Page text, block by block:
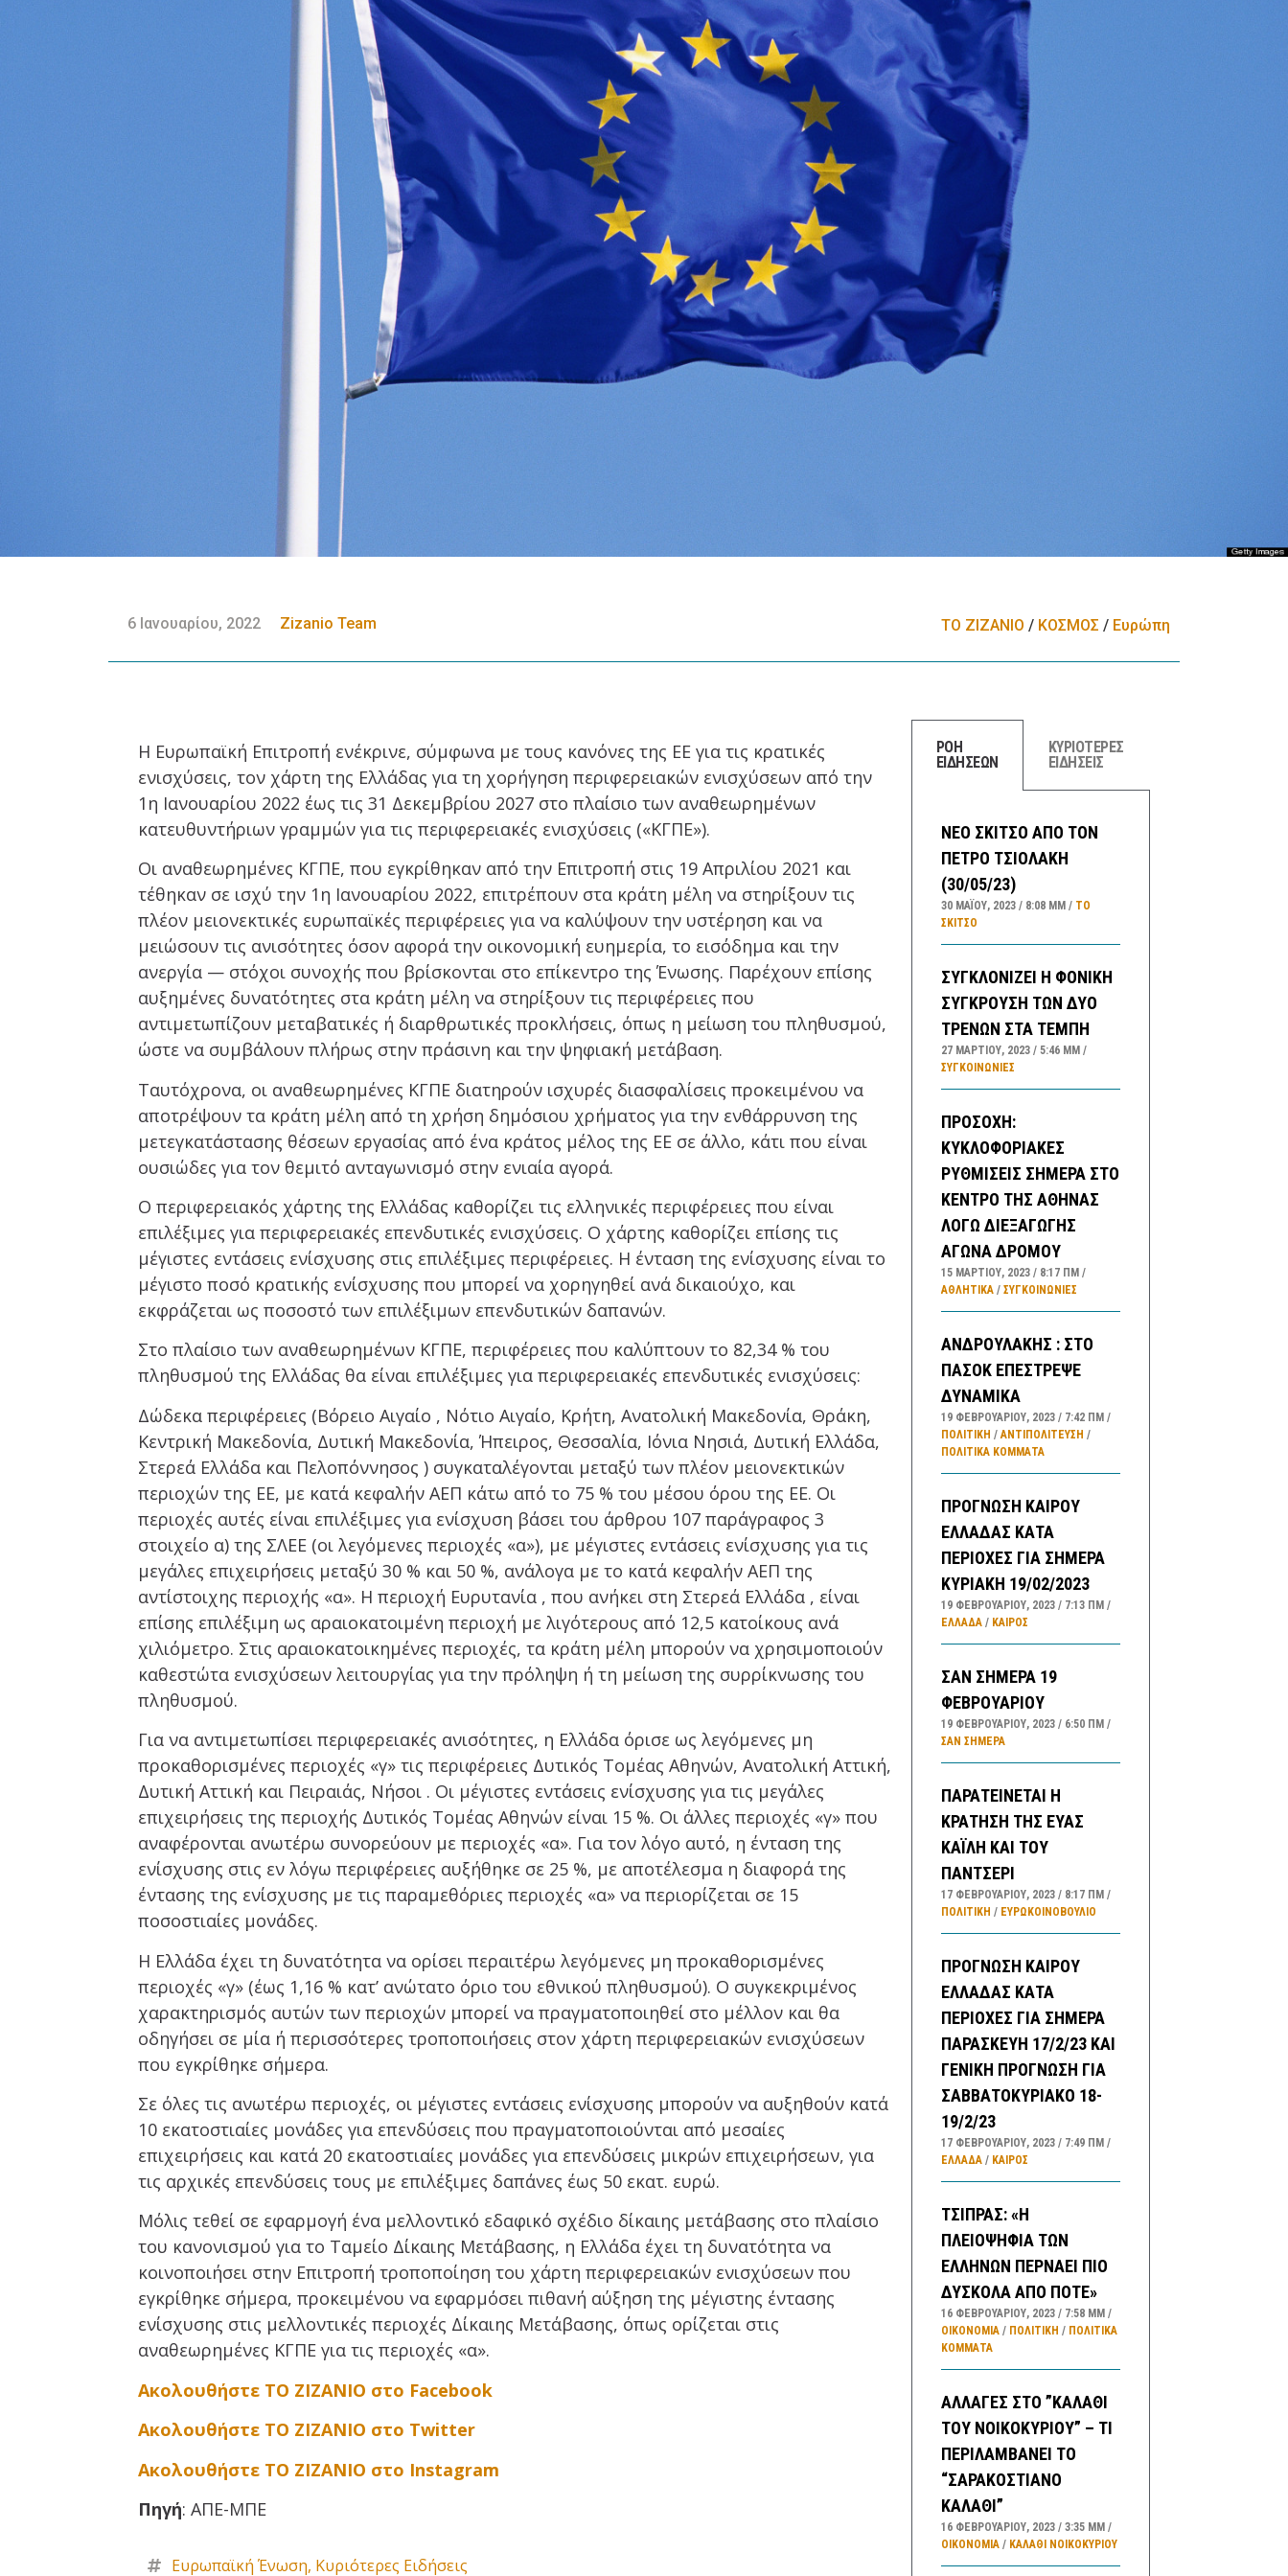
6 Ιανουαρίου, 2022 Zizanio Team ΤΟ ΖΙΖΑΝΙΟ / ΚΟΣΜΟΣ / Ευρώπη
Η Ευρωπαϊκή Επιτροπή ενέκρινε, σύμφωνα με τους κανόνες της ΕΕ για τις κρατικές
ενισχύσεις, τον χάρτη της Ελλάδας για τη χορήγηση περιφερειακών ενισχύσεων από την
1η Ιανουαρίου 2022 έως τις 31 Δεκεμβρίου 2027 στο πλαίσιο των αναθεωρημένων
κατευθυντήριων γραμμών για τις περιφερειακές ενισχύσεις («ΚΓΠΕ»).
Οι αναθεωρημένες ΚΓΠΕ, που εγκρίθηκαν από την Επιτροπή στις 19 Απριλίου 2021 και
τέθηκαν σε ισχύ την 1η Ιανουαρίου 2022, επιτρέπουν στα κράτη μέλη να στηρίξουν τις
πλέον μειονεκτικές ευρωπαϊκές περιφέρειες για να καλύψουν την υστέρηση και να
μειώσουν τις ανισότητες όσον αφορά την οικονομική ευημερία, το εισόδημα και την
ανεργία — στόχοι συνοχής που βρίσκονται στο επίκεντρο της Ένωσης. Παρέχουν επίσης
αυξημένες δυνατότητες στα κράτη μέλη να στηρίξουν τις περιφέρειες που
αντιμετωπίζουν μεταβατικές ή διαρθρωτικές προκλήσεις, όπως η μείωση του πληθυσμού,
ώστε να συμβάλουν πλήρως στην πράσινη και την ψηφιακή μετάβαση.
Ταυτόχρονα, οι αναθεωρημένες ΚΓΠΕ διατηρούν ισχυρές διασφαλίσεις προκειμένου να
αποτρέψουν τα κράτη μέλη από τη χρήση δημόσιου χρήματος για την ενθάρρυνση της
μετεγκατάστασης θέσεων εργασίας από ένα κράτος μέλος της ΕΕ σε άλλο, κάτι που είναι
ουσιώδες για τον θεμιτό ανταγωνισμό στην ενιαία αγορά.
Ο περιφερειακός χάρτης της Ελλάδας καθορίζει τις ελληνικές περιφέρειες που είναι
επιλέξιμες για περιφερειακές επενδυτικές ενισχύσεις. Ο χάρτης καθορίζει επίσης τις
μέγιστες εντάσεις ενίσχυσης στις επιλέξιμες περιφέρειες. Η ένταση της ενίσχυσης είναι το
μέγιστο ποσό κρατικής ενίσχυσης που μπορεί να χορηγηθεί ανά δικαιούχο, και
εκφράζεται ως ποσοστό των επιλέξιμων επενδυτικών δαπανών.
Στο πλαίσιο των αναθεωρημένων ΚΓΠΕ, περιφέρειες που καλύπτουν το 82,34 % του
πληθυσμού της Ελλάδας θα είναι επιλέξιμες για περιφερειακές επενδυτικές ενισχύσεις:
Δώδεκα περιφέρειες (Βόρειο Αιγαίο , Νότιο Αιγαίο, Κρήτη, Aνατολική Μακεδονία, Θράκη,
Κεντρική Μακεδονία, Δυτική Μακεδονία, Ήπειρος, Θεσσαλία, Ιόνια Νησιά, Δυτική Ελλάδα,
Στερεά Ελλάδα και Πελοπόννησος ) συγκαταλέγονται μεταξύ των πλέον μειονεκτικών
περιοχών της ΕΕ, με κατά κεφαλήν ΑΕΠ κάτω από το 75 % του μέσου όρου της ΕΕ. Οι
περιοχές αυτές είναι επιλέξιμες για ενίσχυση βάσει του άρθρου 107 παράγραφος 3
στοιχείο α) της ΣΛΕΕ (οι λεγόμενες περιοχές «α»), με μέγιστες εντάσεις ενίσχυσης για τις
μεγάλες επιχειρήσεις μεταξύ 30 % και 50 %, ανάλογα με το κατά κεφαλήν ΑΕΠ της
αντίστοιχης περιοχής «α». Η περιοχή Ευρυτανία , που ανήκει στη Στερεά Ελλάδα , είναι
επίσης επιλέξιμη ως αραιοκατοιμένη περιοχή με λιγότερους από 12,5 κατοίκους ανά
χιλιόμετρο. Στις αραιοκατοικημένες περιοχές, τα κράτη μέλη μπορούν να χρησιμοποιούν
καθεστώτα ενισχύσεων λειτουργίας για την πρόληψη ή τη μείωση της συρρίκνωσης του
πληθυσμού.
Για να αντιμετωπίσει περιφερειακές ανισότητες, η Ελλάδα όρισε ως λεγόμενες μη
προκαθορισμένες περιοχές «γ» τις περιφέρειες Δυτικός Τομέας Αθηνών, Ανατολική Αττική,
Δυτική Αττική και Πειραιάς, Νήσοι . Οι μέγιστες εντάσεις ενίσχυσης για τις μεγάλες
επιχειρήσεις της περιοχής Δυτικός Τομέας Αθηνών είναι 15 %. Οι άλλες περιοχές «γ» που
αναφέρονται ανωτέρω συνορεύουν με περιοχές «α». Για τον λόγο αυτό, η ένταση της
ενίσχυσης στις εν λόγω περιφέρειες αυξήθηκε σε 25 %, με αποτέλεσμα η διαφορά της
έντασης της ενίσχυσης με τις παραμεθόριες περιοχές «α» να περιορίζεται σε 15
ποσοστιαίες μονάδες.
Η Ελλάδα έχει τη δυνατότητα να ορίσει περαιτέρω λεγόμενες μη προκαθορισμένες
περιοχές «γ» (έως 1,16 % κατ’ ανώτατο όριο του εθνικού πληθυσμού). Ο συγκεκριμένος
χαρακτηρισμός αυτών των περιοχών μπορεί να πραγματοποιηθεί στο μέλλον και θα
οδηγήσει σε μία ή περισσότερες τροποποιήσεις στον χάρτη περιφερειακών ενισχύσεων
που εγκρίθηκε σήμερα.
Σε όλες τις ανωτέρω περιοχές, οι μέγιστες εντάσεις ενίσχυσης μπορούν να αυξηθούν κατά
10 εκατοστιαίες μονάδες για επενδύσεις που πραγματοποιούνται από μεσαίες
επιχειρήσεις και κατά 20 εκατοστιαίες μονάδες για επενδύσεις μικρών επιχειρήσεων, για
τις αρχικές επενδύσεις τους με επιλέξιμες δαπάνες έως 50 εκατ. ευρώ.
Μόλις τεθεί σε εφαρμογή ένα μελλοντικό εδαφικό σχέδιο δίκαιης μετάβασης στο πλαίσιο
του κανονισμού για το Ταμείο Δίκαιης Μετάβασης, η Ελλάδα έχει τη δυνατότητα να
κοινοποιήσει στην Επιτροπή τροποποίηση του χάρτη περιφερειακών ενισχύσεων που
εγκρίθηκε σήμερα, προκειμένου να εφαρμόσει πιθανή αύξηση της μέγιστης έντασης
ενίσχυσης στις μελλοντικές περιοχές Δίκαιης Μετάβασης, όπως ορίζεται στις
αναθεωρημένες ΚΓΠΕ για τις περιοχές «α».
Ακολουθήστε ΤΟ ΖΙΖΑΝΙΟ στο Facebook
Ακολουθήστε ΤΟ ΖΙΖΑΝΙΟ στο Twitter
Ακολουθήστε ΤΟ ΖΙΖΑΝΙΟ στο Instagram
Πηγή: ΑΠΕ-ΜΠΕ
Ευρωπαϊκή Ένωση, Κυριότερες Ειδήσεις
ΡΟΗ
ΕΙΔΗΣΕΩΝ
ΚΥΡΙΟΤΕΡΕΣ
ΕΙΔΗΣΕΙΣ
ΝΕΟ ΣΚΙΤΣΟ ΑΠΟ ΤΟΝ
ΠΕΤΡΟ ΤΣΙΟΛΑΚΗ
(30/05/23)
30 ΜΑΪ́ΟΥ, 2023 8:08 ΜΜ
ΤΟ
ΣΚΊΤΣΟ
ΣΥΓΚΛΟΝΙΖΕΙ Η ΦΟΝΙΚΗ
ΣΥΓΚΡΟΥΣΗ ΤΩΝ ΔΥΟ
ΤΡΕΝΩΝ ΣΤΑ ΤΕΜΠΗ
27 ΜΑΡΤΊΟΥ, 2023 5:46 ΜΜ
ΣΥΓΚΟΙΝΩΝΊΕΣ
ΠΡΟΣΟΧΗ:
ΚΥΚΛΟΦΟΡΙΑΚΕΣ
ΡΥΘΜΙΣΕΙΣ ΣΗΜΕΡΑ ΣΤΟ
ΚΕΝΤΡΟ ΤΗΣ ΑΘΗΝΑΣ
ΛΟΓΩ ΔΙΕΞΑΓΩΓΗΣ
ΑΓΩΝΑ ΔΡΟΜΟΥ
15 ΜΑΡΤΊΟΥ, 2023 8:17 ΠΜ
ΑΘΛΗΤΙΚΑ/ ΣΥΓΚΟΙΝΩΝΊΕΣ
ΑΝΔΡΟΥΛΑΚΗΣ : ΣΤΟ
ΠΑΣΟΚ ΕΠΕΣΤΡΕΨΕ
ΔΥΝΑΜΙΚΑ
19 ΦΕΒΡΟΥΑΡΊΟΥ, 2023 7:42 ΠΜ
ΠΟΛΙΤΙΚΗ /ΑΝΤΙΠΟΛΊΤΕΥΣΗ /
ΠΟΛΙΤΙΚΆ ΚΌΜΜΑΤΑ
ΠΡΟΓΝΩΣΗ ΚΑΙΡΟΥ
ΕΛΛΑΔΑΣ ΚΑΤΑ
ΠΕΡΙΟΧΕΣ ΓΙΑ ΣΗΜΕΡΑ
ΚΥΡΙΑΚΗ 19/02/2023
19 ΦΕΒΡΟΥΑΡΊΟΥ, 2023 7:13 ΠΜ
ΕΛΛΑΔA/ ΚΑΙΡΌΣ
ΣΑΝ ΣΗΜΕΡΑ 19
ΦΕΒΡΟΥΑΡΙΟΥ
19 ΦΕΒΡΟΥΑΡΊΟΥ, 2023 6:50 ΠΜ
ΣΑΝ ΣΉΜΕΡΑ
ΠΑΡΑΤΕΙΝΕΤΑΙ Η
ΚΡΑΤΗΣΗ ΤΗΣ ΕΥΑΣ
ΚΑΪΛΗ ΚΑΙ ΤΟΥ
ΠΑΝΤΣΕΡΙ
17 ΦΕΒΡΟΥΑΡΊΟΥ, 2023 8:17 ΠΜ
ΠΟΛΙΤΙΚΗ / ΕΥΡΩΚΟΙΝΟΒΟΥΛΙΟ
ΠΡΟΓΝΩΣΗ ΚΑΙΡΟΥ
ΕΛΛΑΔΑΣ ΚΑΤΑ
ΠΕΡΙΟΧΕΣ ΓΙΑ ΣΗΜΕΡΑ
ΠΑΡΑΣΚΕΥΗ 17/2/23 ΚΑΙ
ΓΕΝΙΚΗ ΠΡΟΓΝΩΣΗ ΓΙΑ
ΣΑΒΒΑΤΟΚΥΡΙΑΚΟ 18-
19/2/23
17 ΦΕΒΡΟΥΑΡΊΟΥ, 2023 7:49 ΠΜ
ΕΛΛΑΔA/ ΚΑΙΡΌΣ
ΤΣΙΠΡΑΣ: «Η
ΠΛΕΙΟΨΗΦΙΑ ΤΩΝ
ΕΛΛΗΝΩΝ ΠΕΡΝΑΕΙ ΠΙΟ
ΔΥΣΚΟΛΑ ΑΠΟ ΠΟΤΕ»
16 ΦΕΒΡΟΥΑΡΊΟΥ, 2023 7:58 ΜΜ
ΟΙΚΟΝΟΜΙΑ/ ΠΟΛΙΤΙΚΗ / ΠΟΛΙΤΙΚΆ
ΚΌΜΜΑΤΑ
ΑΛΛΑΓΕΣ ΣΤΟ ”ΚΑΛΑΘΙ
ΤΟΥ ΝΟΙΚΟΚΥΡΙΟΥ” – ΤΙ
ΠΕΡΙΛΑΜΒΑΝΕΙ ΤΟ
“ΣΑΡΑΚΟΣΤΙΑΝΟ
ΚΑΛΑΘΙ”
16 ΦΕΒΡΟΥΑΡΊΟΥ, 2023 3:35 ΜΜ
ΟΙΚΟΝΟΜΙΑ/ ΚΑΛΑΘΙ ΝΟΙΚΟΚΥΡΙΟΥ